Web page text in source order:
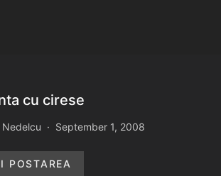
cu cirese
Nedelcu September 1, 2008
POSTAREA